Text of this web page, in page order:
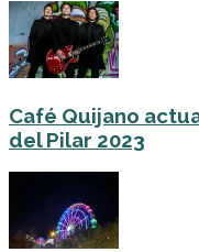
Café Quijano
del Pilar 2023